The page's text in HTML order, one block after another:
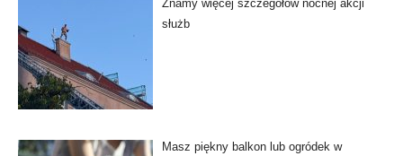
Znamy więcej szczegółów nocnej akcji
służb
Masz piękny balkon lub ogródek w